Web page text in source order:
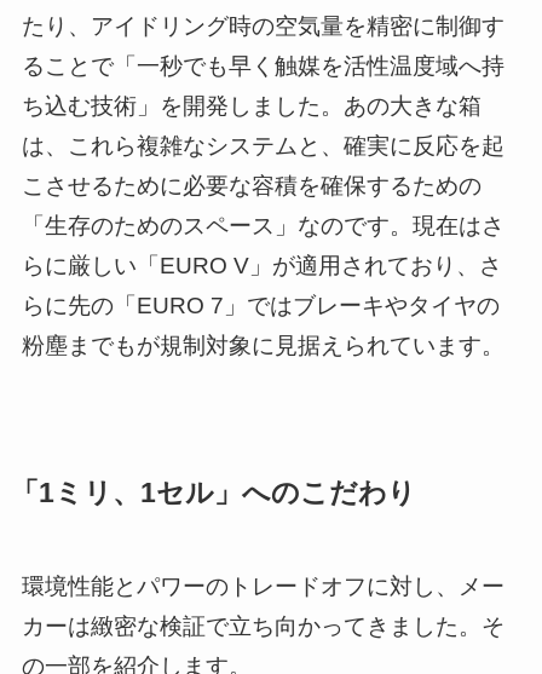
たり、アイドリング時の空気量を精密に制御す
ることで「一秒でも早く触媒を活性温度域へ持
ち込む技術」を開発しました。あの大きな箱
は、これら複雑なシステムと、確実に反応を起
こさせるために必要な容積を確保するための
「生存のためのスペース」なのです。現在はさ
らに厳しい「EURO V」が適用されており、さ
らに先の「EURO 7」ではブレーキやタイヤの
粉塵までもが規制対象に見据えられています。
「1ミリ、1セル」へのこだわり
環境性能とパワーのトレードオフに対し、メー
カーは緻密な検証で立ち向かってきました。そ
の一部を紹介します。